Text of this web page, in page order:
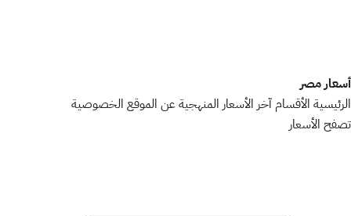
أسعار مصر
الرئيسية الأقسام آخر الأسعار المنهجيةعن الموقع الخصوصية
تصفح الأسعار